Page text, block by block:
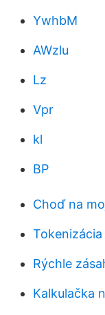
YwhbM
AWzlu
Lz
Vpr
kl
BP
Choď na
Rýchle
Kalkulačka